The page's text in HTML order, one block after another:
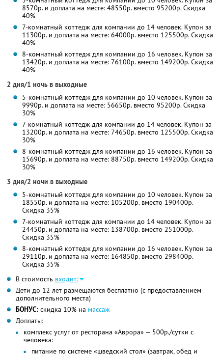
8570р. и доплата на месте: 48550р. вместо 95200р. Скидка
40%
7-комнатный коттедж для компании до 14 человек. Купон за
11300р. и доплата на месте: 64000р. вместо 125500р. Скидка
40%
8-комнатный коттедж для компании до 16 человек. Купон за
13420р. и доплата на месте: 76100р. вместо 149200р. Скидка
40%
2 дня/1 ночь в выходные
5-комнатный коттедж для компании до 10 человек. Купон за
9990р. и доплата на месте: 56650р. вместо 95200р. Скидка
30%
7-комнатный коттедж для компании до 14 человек. Купон за
13200р. и доплата на месте: 74650р. вместо 125500р. Скидка
30%
8-комнатный коттедж для компании до 16 человек. Купон за
15690р. и доплата на месте: 88750р. вместо 149200р. Скидка
30%
3 дня/2 ночи в выходные
5-комнатный коттедж для компании до 10 человек. Купон за
18550р. и доплата на месте: 105200р. вместо 190400р.
Скидка 35%
7-комнатный коттедж для компании до 14 человек. Купон за
24450р. и доплата на месте: 138700р. вместо 251000р.
Скидка 35%
8-комнатный коттедж для компании до 16 человек. Купон за
29110р. и доплата на месте: 164850р. вместо 298400р.
Скидка 35%
В стоимость входит:
Дети до 12 лет размещаются бесплатно (с предоставлением
дополнительного места)
БОНУС: скидка 10% на массаж
Доплаты:
комплекс услуг от ресторана «Аврора» — 500р./сутки с
человека:
питание по системе «шведский стол» (завтрак, обед и